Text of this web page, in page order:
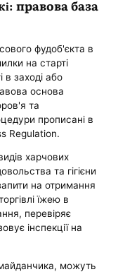
правова база
фудоб'єкта в
на старті
заході або
основа
та
прописані в
Regulation.
харчових
та гігієни
на отримання
їжею в
перевіряє
інспекції на
можуть